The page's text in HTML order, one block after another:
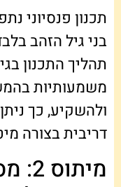
תכנון פנסיוני
בני גיל הזהב
תהליך התכנון
משמעותיות
ולהשקיע, כך
דריבית בצורה